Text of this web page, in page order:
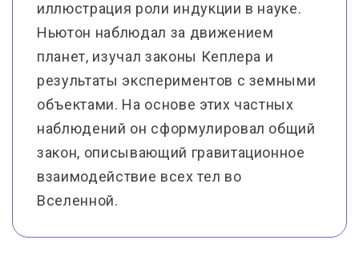
иллюстрация роли индукции в науке.
Ньютон наблюдал за движением
планет, изучал законы Кеплера и
результаты экспериментов с земными
объектами. На основе этих частных
наблюдений он сформулировал общий
закон, описывающий гравитационное
взаимодействие всех тел во
Вселенной.